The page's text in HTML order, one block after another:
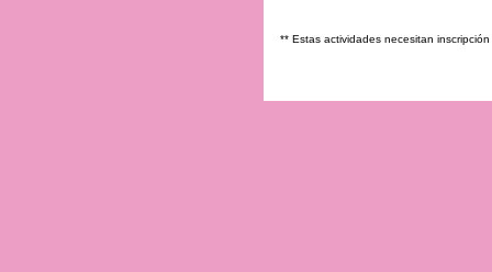
** Estas actividades necesitan